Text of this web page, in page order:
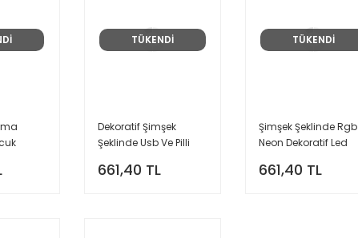
TÜKENDİ
Dekoratif Şimşek
Şeklinde Usb Ve Pilli
Masa Lambası
661,40 TL
TÜKENDİ
Şimşek Şeklinde Rgb
Neon Dekoratif Led
Lambası
661,40 TL